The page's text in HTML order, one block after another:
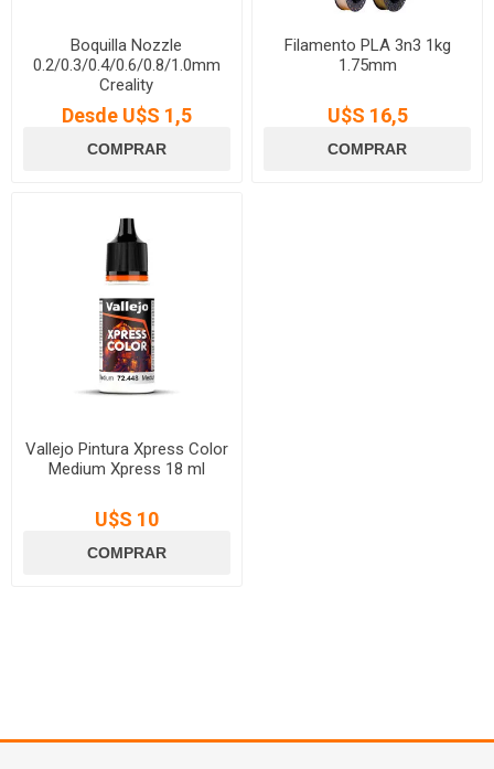
Boquilla Nozzle
0.2/0.3/0.4/0.6/0.8/1.0mm
Creality
Desde U$S 1,5
Filamento PLA 3n3 1kg
1.75mm
U$S 16,5
Vallejo Pintura Xpress Color
Medium Xpress 18 ml
U$S 10